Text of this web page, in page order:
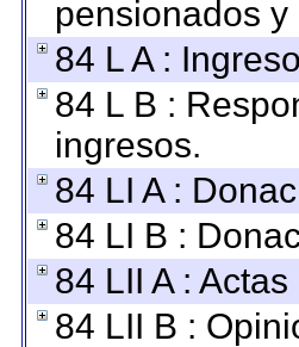
pensionados
84 L A :
84 L B :
ingresos.
84 LI A :
84 LI B :
84 LII A :
84 LII B :